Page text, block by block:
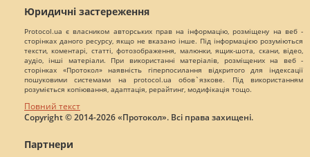
Юридичні застереження
Protocol.ua є власником авторських прав на інформацію, розміщену на веб -
сторінках даного ресурсу, якщо не вказано інше. Під інформацією розуміються
тексти, коментарі, статті, фотозображення, малюнки, ящик-шота, скани, відео,
аудіо, інші матеріали. При використанні матеріалів, розміщених на веб -
сторінках «Протокол» наявність гіперпосилання відкритого для індексації
пошуковими системами на protocol.ua обов`язкове. Під використанням
розуміється копіювання, адаптація, рерайтинг, модифікація тощо.
Повний текст
Copyright © 2014-2026 «Протокол». Всі права захищені.
Партнери